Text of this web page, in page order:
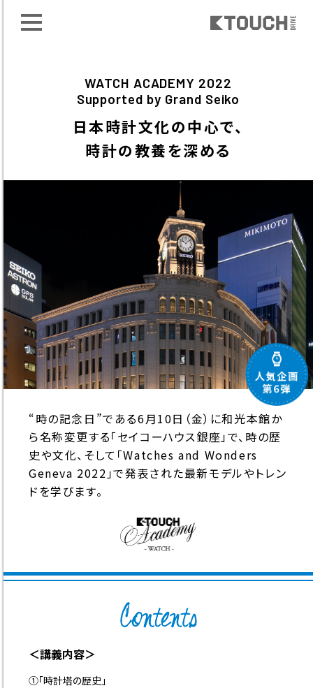
WATCH ACADEMY 2022
Supported by Grand Seiko
日本時計文化の中心で、
時計の教養を深める
“時の記念日”である6月10日（金）に和光本館か
ら名称変更する「セイコーハウス銀座」で、時の歴
史や文化、そして「Watches and Wonders
Geneva 2022」で発表された最新モデルやトレン
ドを学びます。
＜講義内容＞
①「時計塔の歴史」